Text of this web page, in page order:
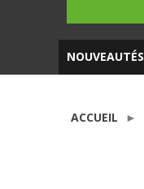
NOUVEAUTÉS
ACCUEIL